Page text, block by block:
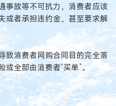
事故等不可抗力，消费者应该
或者承担违约金，甚至要求解
致消费者网购合同目的完全落
或全部由消费者“买单”。